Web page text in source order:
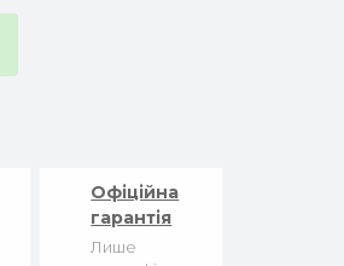
Офіційна
гарантія
Лише